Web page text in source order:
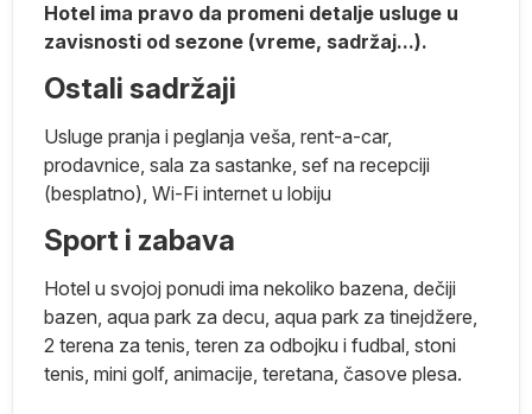
Hotel ima pravo da promeni detalje usluge u
zavisnosti od sezone (vreme, sadržaj...).
Ostali sadržaji
Usluge pranja i peglanja veša, rent-a-car,
prodavnice, sala za sastanke, sef na recepciji
(besplatno), Wi-Fi internet u lobiju
Sport i zabava
Hotel u svojoj ponudi ima nekoliko bazena, dečiji
bazen, aqua park za decu, aqua park za tinejdžere,
2 terena za tenis, teren za odbojku i fudbal, stoni
tenis, mini golf, animacije, teretana, časove plesa.